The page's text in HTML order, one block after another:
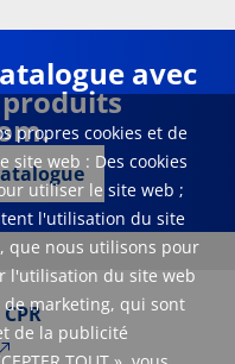
propres cookies et de
site web : Des cookies
utiliser le site web ;
l'utilisation du site
que nous utilisons pour
l'utilisation du site web
de marketing, qui sont
de la publicité
avec